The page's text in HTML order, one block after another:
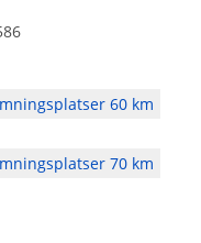
60 km
70 km